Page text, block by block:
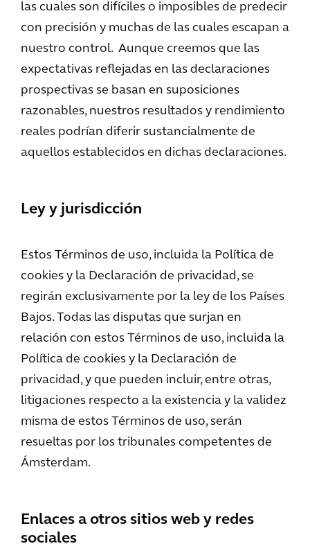
las cuales son difíciles o imposibles de predecir
con precisión y muchas de las cuales escapan a
nuestro control. Aunque creemos que las
expectativas reflejadas en las declaraciones
prospectivas se basan en suposiciones
razonables, nuestros resultados y rendimiento
reales podrían diferir sustancialmente de
aquellos establecidos en dichas declaraciones.
Ley y jurisdicción
Estos Términos de uso, incluida la Política de
cookies y la Declaración de privacidad, se
regirán exclusivamente por la ley de los Países
Bajos. Todas las disputas que surjan en
relación con estos Términos de uso, incluida la
Política de cookies y la Declaración de
privacidad, y que pueden incluir, entre otras,
litigaciones respecto a la existencia y la validez
misma de estos Términos de uso, serán
resueltas por los tribunales competentes de
Ámsterdam.
Enlaces a otros sitios web y redes
sociales